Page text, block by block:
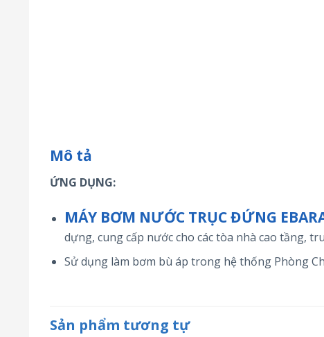
Mô tả
ỨNG DỤNG:
MÁY BƠM NƯỚC TRỤC ĐỨNG
dựng, cung cấp nước cho các tòa nhà cao tầng,
Sử dụng làm bơm bù áp trong hệ thống Phòng
Sản phẩm tương tự